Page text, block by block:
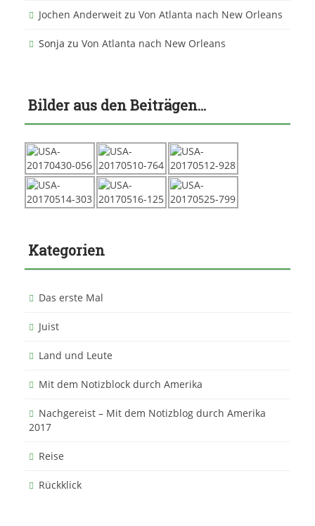
Jochen Anderweit zu Von Atlanta nach New Orleans
Sonja zu Von Atlanta nach New Orleans
Bilder aus den Beiträgen…
Kategorien
Das erste Mal
Juist
Land und Leute
Mit dem Notizblock durch Amerika
Nachgereist – Mit dem Notizblog durch Amerika
2017
Reise
Rückklick